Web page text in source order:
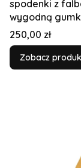
spodenki z
wygodną
Cena
250,00 zł
Zobacz